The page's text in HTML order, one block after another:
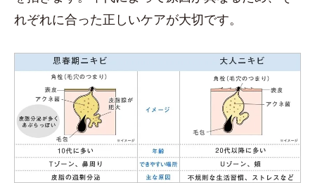
れぞれに合った正しいケアが大切です。